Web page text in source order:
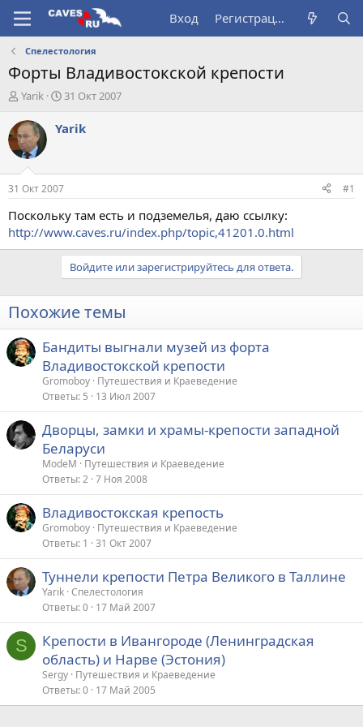
Вход Регистрация
Спелестология
Форты Владивостокской крепости
А
т
о
р
т
е
м
ы
Yarik
Д
т
ч
а
л
а
31 Окт 2007
Yarik
31 Окт 2007 #1
Поскольку там есть и подземелья, даю ссылку:
http://www.caves.ru/index.php/topic,41201.0.html
Войдите или зарегистрируйтесь для ответа.
Похожие темы
Бандиты выгнали музей из форта
Владивостокской крепости
Gromoboy Путешествия и Краеведение
Ответы 5 13 Июл 2007
Дворцы, замки и храмы-крепости западной
Беларуси
ModeM
Путешествия и Краеведение
Ответы 2 7 Ноя 2008
Владивостокская крепость
Gromoboy Путешествия и Краеведение
Ответы 1 31 Окт 2007
Туннели крепости Петра Великого в Таллине
Yarik Спелестология
Ответы 0 17 Май 2007
S
Крепости в Ивангороде (Ленинградская
область) и Нарве (Эстония)
Sergy Путешествия и Краеведение
Ответы 0 17 Май 2005